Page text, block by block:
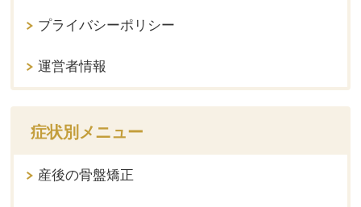
プライバシーポリシー
運営者情報
症状別メニュー
産後の骨盤矯正